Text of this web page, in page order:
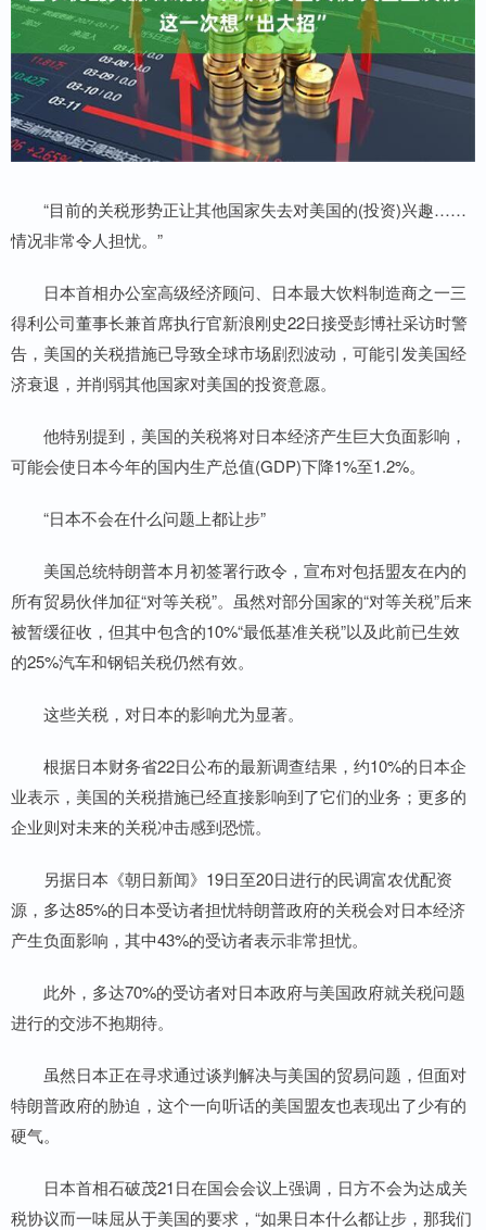
“目前的关税形势正让其他国家失去对美国的(投资)兴趣……
情况非常令人担忧。”
日本首相办公室高级经济顾问、日本最大饮料制造商之一三
得利公司董事长兼首席执行官新浪刚史22日接受彭博社采访时警
告，美国的关税措施已导致全球市场剧烈波动，可能引发美国经
济衰退，并削弱其他国家对美国的投资意愿。
他特别提到，美国的关税将对日本经济产生巨大负面影响，
可能会使日本今年的国内生产总值(GDP)下降1%至1.2%。
“日本不会在什么问题上都让步”
美国总统特朗普本月初签署行政令，宣布对包括盟友在内的
所有贸易伙伴加征“对等关税”。虽然对部分国家的“对等关税”后来
被暂缓征收，但其中包含的10%“最低基准关税”以及此前已生效
的25%汽车和钢铝关税仍然有效。
这些关税，对日本的影响尤为显著。
根据日本财务省22日公布的最新调查结果，约10%的日本企
业表示，美国的关税措施已经直接影响到了它们的业务；更多的
企业则对未来的关税冲击感到恐慌。
另据日本《朝日新闻》19日至20日进行的民调富农优配资
源，多达85%的日本受访者担忧特朗普政府的关税会对日本经济
产生负面影响，其中43%的受访者表示非常担忧。
此外，多达70%的受访者对日本政府与美国政府就关税问题
进行的交涉不抱期待。
虽然日本正在寻求通过谈判解决与美国的贸易问题，但面对
特朗普政府的胁迫，这个一向听话的美国盟友也表现出了少有的
硬气。
日本首相石破茂21日在国会会议上强调，日方不会为达成关
税协议而一味屈从于美国的要求，“如果日本什么都让步，那我们